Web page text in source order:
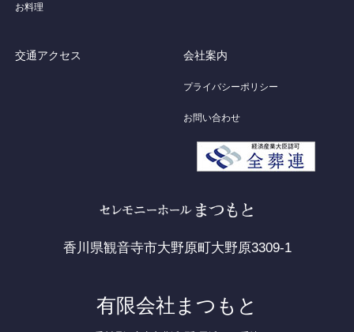
お料理
交通アクセス 会社案内
プライバシーポリシー
お問い合わせ
香川県観音寺市大野原町大野原3309-1
有限会社まつもと